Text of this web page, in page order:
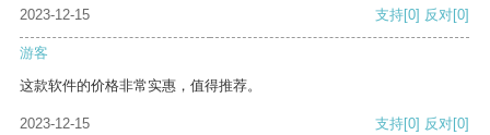
2023-12-15 支持[0] 反对[0]
游客
这款软件的价格非常实惠，值得推荐。
2023-12-15 支持[0] 反对[0]